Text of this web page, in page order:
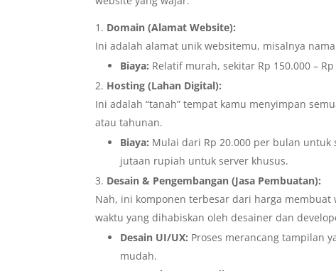
Domain (Alamat Website):
Ini adalah alamat unik websitemu, misalnya
Biaya: Relatif murah, sekitar Rp 150.000 –
Hosting (Lahan Digital):
Ini adalah “tanah” tempat kamu menyimpan
atau tahunan.
Biaya: Mulai dari Rp 20.000 per bulan untuk
jutaan rupiah untuk server khusus.
Desain & Pengembangan (Jasa Pembuatan):
Nah, ini komponen terbesar dari harga
waktu yang dihabiskan oleh desainer dan
Desain UI/UX: Proses merancang tampilan
mudah.